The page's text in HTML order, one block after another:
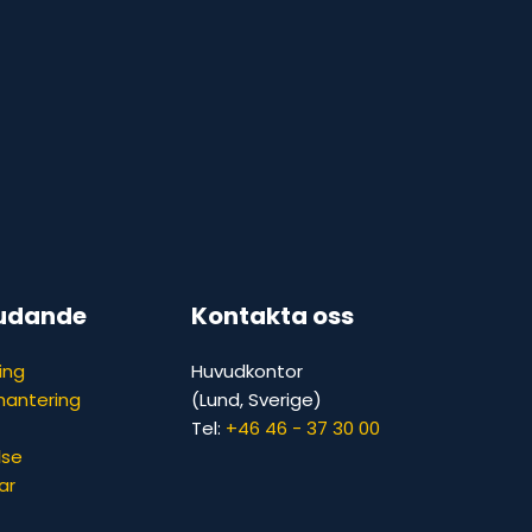
Kontakta oss
Huvudkontor
(Lund, Sverige)
Tel: +46 46 - 37 30 00